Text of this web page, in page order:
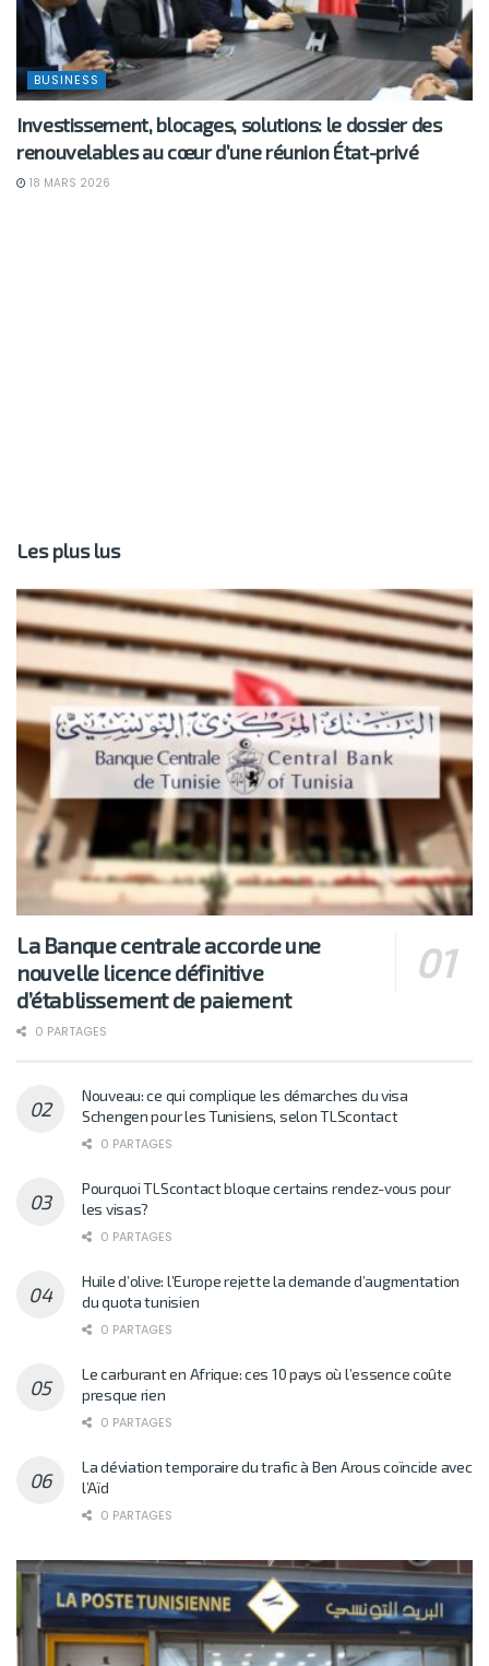
BUSINESS
Investissement, blocages, solutions: le dossier des
renouvelables au cœur d’une réunion État-privé
18 MARS 2026
Les plus lus
La Banque centrale accorde une
nouvelle licence définitive
d’établissement de paiement
0 PARTAGES
Nouveau: ce qui complique les démarches du visa
Schengen pour les Tunisiens, selon TLScontact
0 PARTAGES
Pourquoi TLScontact bloque certains rendez-vous pour
les visas?
0 PARTAGES
Huile d’olive: l’Europe rejette la demande d’augmentation
du quota tunisien
0 PARTAGES
Le carburant en Afrique: ces 10 pays où l’essence coûte
presque rien
0 PARTAGES
La déviation temporaire du trafic à Ben Arous coïncide avec
l’Aïd
0 PARTAGES